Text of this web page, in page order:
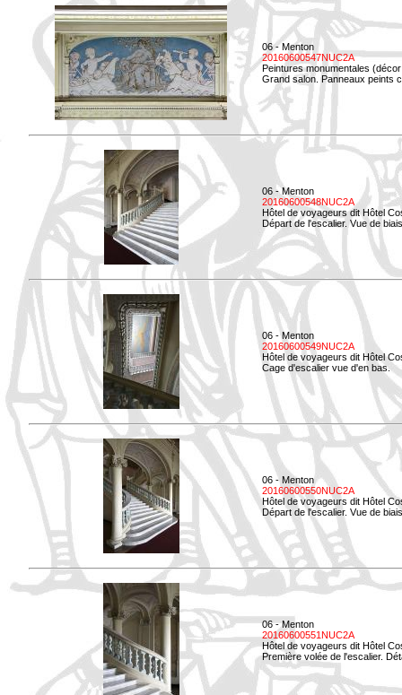
06 - Menton
20160600547NUC2A
Peintures monumentales
Grand salon. Panneaux peints
06 - Menton
20160600548NUC2A
Hôtel de voyageurs dit Hôtel
Départ de l'escalier. Vue de
06 - Menton
20160600549NUC2A
Hôtel de voyageurs dit Hôtel
Cage d'escalier vue d'en bas.
06 - Menton
20160600550NUC2A
Hôtel de voyageurs dit Hôtel
Départ de l'escalier. Vue de
06 - Menton
20160600551NUC2A
Hôtel de voyageurs dit Hôtel
Première volée de l'escalier.